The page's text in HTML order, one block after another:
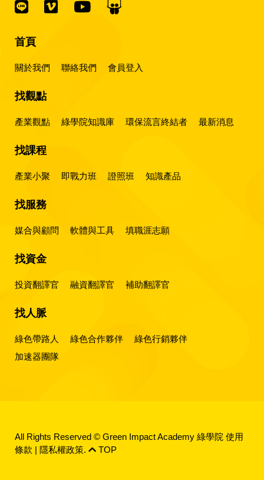
首頁
關於我們 聯絡我們 會員登入
找觀點
產業觀點 綠學院知識庫 環保流言終結者 最新消息
找課程
產業小聚 即戰力班 證照班 知識產品
找服務
媒合與顧問 軟體與工具 填職涯志願
找資金
投資翻譯官 融資翻譯官 補助翻譯官
找人脈
綠色帶路人 綠色合作夥伴
綠色行銷夥伴
加速器團隊
All Rights Reserved © Green Impact Academy 綠學院 使用
條款 | 隱私權政策. TOP